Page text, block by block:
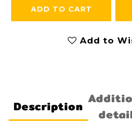
ADD TO CART
Add to
Description